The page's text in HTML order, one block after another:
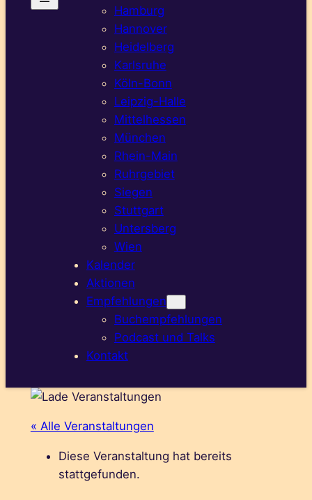
Hamburg
Hannover
Heidelberg
Karlsruhe
Köln-Bonn
Leipzig-Halle
Mittelhessen
München
Rhein-Main
Ruhrgebiet
Siegen
Stuttgart
Untersberg
Wien
Kalender
Aktionen
Empfehlungen
Buchempfehlungen
Podcast und Talks
Kontakt
« Alle Veranstaltungen
Diese Veranstaltung hat bereits
stattgefunden.